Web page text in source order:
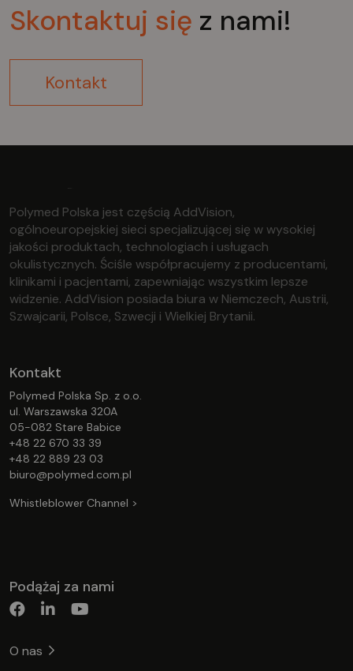
Skontaktuj się z nami!
Kontakt
Polymed Polska jest częścią AddVision,
ogólnoeuropejskiej sieci specjalizującej się w wysokiej
jakości produktach, technologiach i usługach
okulistycznych. Ściśle współpracujemy z producentami,
klinikami i pacjentami, zapewniając wszystkim lepsze
widzenie. AddVision posiada biura w Niemczech, Austrii,
Szwajcarii, Polsce, Szwecji i Wielkiej Brytanii.
Kontakt
Polymed Polska Sp. z o.o.
ul. Warszawska 320A
05-082 Stare Babice
+48 22 670 33 39
+48 22 889 23 03
biuro@polymed.com.pl
Whistleblower Channel >
Podążaj za nami
O nas